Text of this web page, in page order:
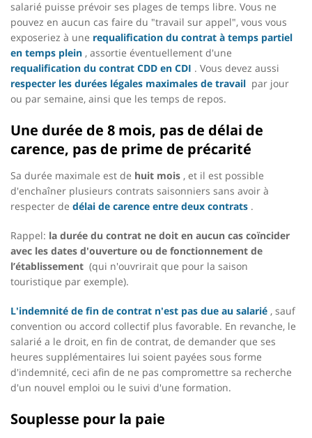
salarié puisse prévoir ses plages de temps libre. Vous ne
pouvez en aucun cas faire du "travail sur appel", vous vous
exposeriez à une requalification du contrat à temps partiel
en temps plein , assortie éventuellement d'une
requalification du contrat CDD en CDI . Vous devez aussi
respecter les durées légales maximales de travail par jour
ou par semaine, ainsi que les temps de repos.
Une durée de 8 mois, pas de délai de
carence, pas de prime de précarité
Sa durée maximale est de huit mois , et il est possible
d'enchaîner plusieurs contrats saisonniers sans avoir à
respecter de délai de carence entre deux contrats .
Rappel: la durée du contrat ne doit en aucun cas coïncider
avec les dates d'ouverture ou de fonctionnement de
l’établissement (qui n'ouvrirait que pour la saison
touristique par exemple).
L'indemnité de fin de contrat n'est pas due au salarié , sauf
convention ou accord collectif plus favorable. En revanche, le
salarié a le droit, en fin de contrat, de demander que ses
heures supplémentaires lui soient payées sous forme
d'indemnité, ceci afin de ne pas compromettre sa recherche
d'un nouvel emploi ou le suivi d'une formation.
Souplesse pour la paie